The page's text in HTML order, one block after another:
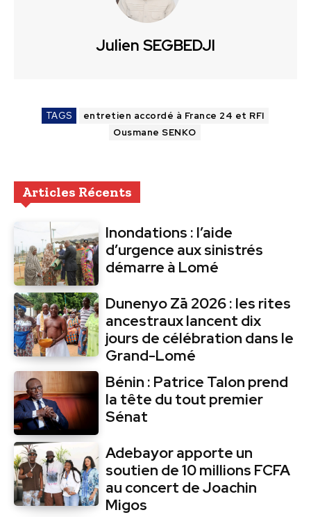
Julien SEGBEDJI
TAGS
entretien accordé à France 24 et RFI
Ousmane SENKO
Articles Récents
Inondations : l’aide
d’urgence aux sinistrés
démarre à Lomé
Dunenyo Zā 2026 : les rites
ancestraux lancent dix
jours de célébration dans le
Grand-Lomé
Bénin : Patrice Talon prend
la tête du tout premier
Sénat
Adebayor apporte un
soutien de 10 millions FCFA
au concert de Joachin
Migos